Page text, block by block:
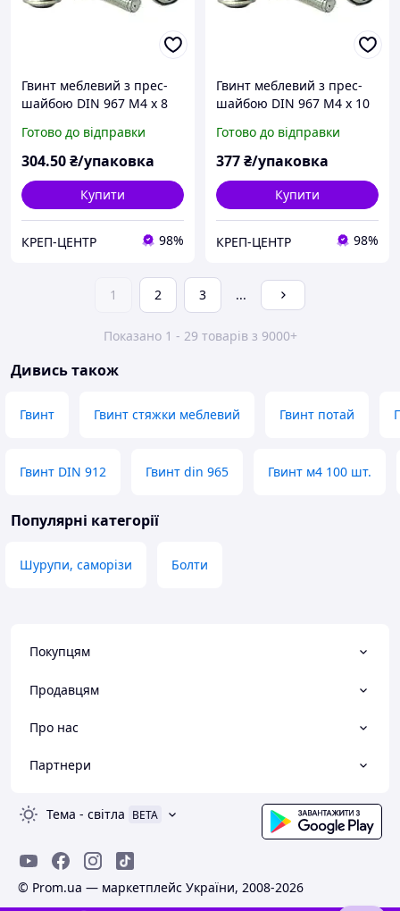
Гвинт меблевий з прес-
шайбою DIN 967 М4 х 8
Готово до відправки
304.50₴/упаковка
Купити
КРЕП-ЦЕНТР 98%
Гвинт меблевий з прес-
шайбою DIN 967 М4 х 10
Готово до відправки
377₴/упаковка
Купити
КРЕП-ЦЕНТР 98%
1 2 3 ...
Показано 1 - 29 товарів з 9000+
Дивись також
Гвинт Гвинт стяжки меблевий Гвинт потай
Гвинт DIN 912 Гвинт din 965 Гвинт м4 100 шт.
Популярні категорії
Шурупи, саморізи Болти
Покупцям
Продавцям
Про нас
Партнери
Тема - світла BETA
© Prom.ua — маркетплейс України, 2008-2026